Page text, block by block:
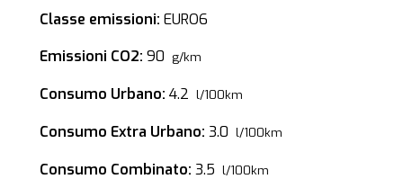
Classe emissioni: EURO6
Emissioni CO2: 90 g/km
Consumo Urbano: 4.2 l/100km
Consumo Extra Urbano: 3.0 l/100km
Consumo Combinato: 3.5 l/100km